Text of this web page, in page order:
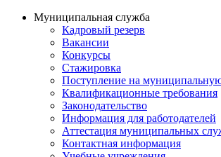
Муниципальная служба
Кадровый резерв
Вакансии
Конкурсы
Стажировка
Поступление на
Квалификационные требования
Законодательство
Информация для работодателей
Аттестация муниципальных
Контактная информация